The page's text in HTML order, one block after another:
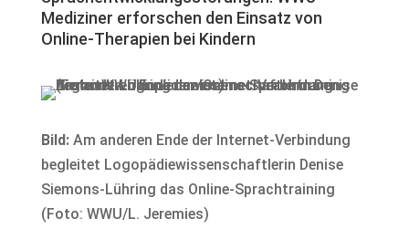
Mediziner erforschen den Einsatz von
Online-Therapien bei Kindern
Bild:Am anderen Ende der Internet-Verbindung
begleitet Logopädiewissenschaftlerin Denise
Siemons-Lühring das Online-Sprachtraining
(Foto: WWU/L. Jeremies)